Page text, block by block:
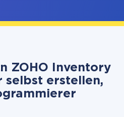
ZOHO Inventory
selbst erstellen,